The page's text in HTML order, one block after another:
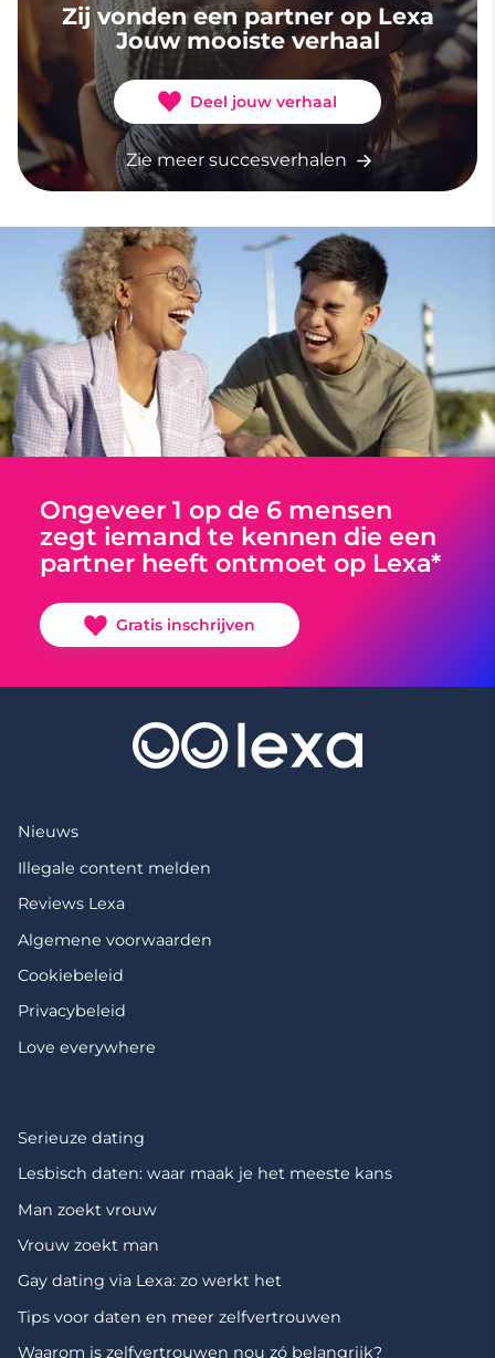
Zij vonden een partner op Lexa
Jouw mooiste verhaal
Deel jouw verhaal
Zie meer succesverhalen
Ongeveer 1 op de 6 mensen
zegt iemand te kennen die een
partner heeft ontmoet op Lexa*
Gratis inschrijven
Nieuws
Illegale content melden
Reviews Lexa
Algemene voorwaarden
Cookiebeleid
Privacybeleid
Love everywhere
Serieuze dating
Lesbisch daten: waar maak je het meeste kans
Man zoekt vrouw
Vrouw zoekt man
Gay dating via Lexa: zo werkt het
Tips voor daten en meer zelfvertrouwen
Waarom is zelfvertrouwen nou zó belangrijk?